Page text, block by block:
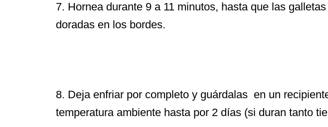
7. Hornea durante 9 a 11 minutos, hasta que las
doradas en los bordes.
8. Deja enfriar por completo y guárdalas en un
temperatura ambiente hasta por 2 días (si duran tanto